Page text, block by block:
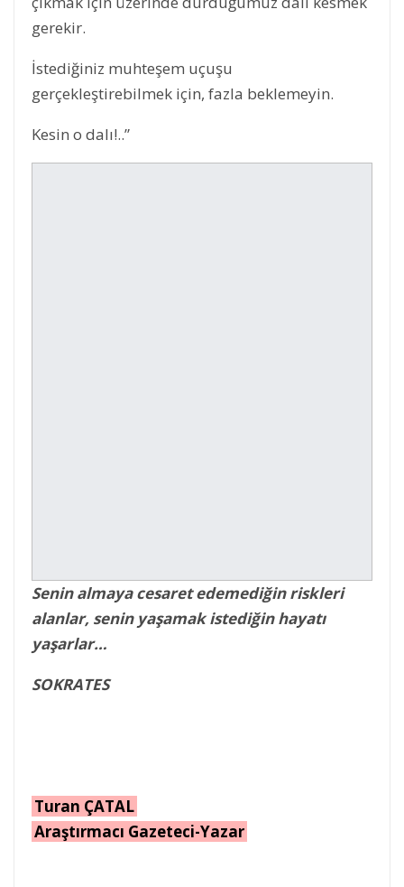
gerekir.
İstediğiniz muhteşem uçuşu
gerçekleştirebilmek için, fazla beklemeyin.
Kesin o dalı!..”
Senin almaya cesaret edemediğin riskleri
alanlar, senin yaşamak istediğin hayatı
yaşarlar…
SOKRATES
Turan ÇATAL
Araştırmacı Gazeteci-Yazar